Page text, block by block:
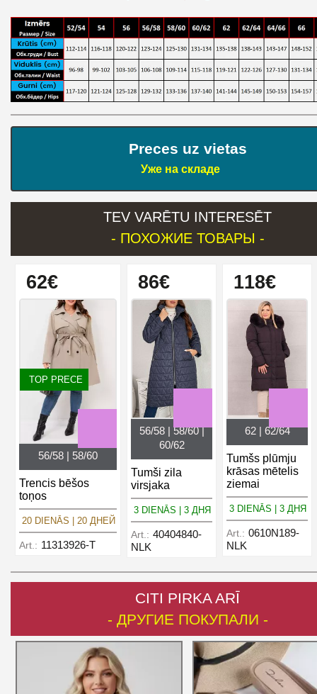
Preces uz vietas
Уже на складе
TEV VARĒTU INTERESĒT
- ПОХОЖИЕ ТОВАРЫ -
62€
TOP PRECE
56/58 | 58/60
Trencis bēšos
toņos
20 DIENĀS | 20 ДНЕЙ
Art.: 11313926-T
86€
56/58 | 58/60 |
60/62
Tumši zila
virsjaka
3 DIENĀS | 3 ДНЯ
Art.: 40404840-
NLK
118€
62 | 62/64
Tumšs plūmju
krāsas mētelis
ziemai
3 DIENĀS | 3 ДНЯ
Art.: 0610N189-
NLK
CITI PIRKA ARĪ
- ДРУГИЕ ПОКУПАЛИ -